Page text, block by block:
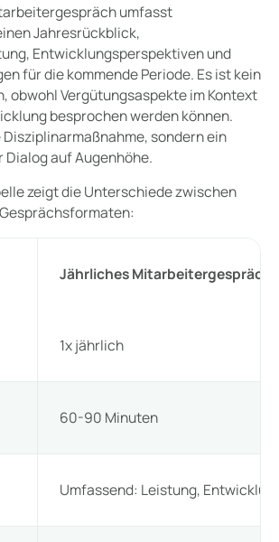
umfasst
Jahresrückblick,
Entwicklungsperspektiven und
für die kommende Periode. Es ist kein
obwohl Vergütungsaspekte im Kontext
besprochen werden können.
sondern ein
auf Augenhöhe.
zeigt die Unterschiede zwischen
Jährliches Mitarbeitergespräch
1x jährlich
60-90 Minuten
Umfassend: Leistung,